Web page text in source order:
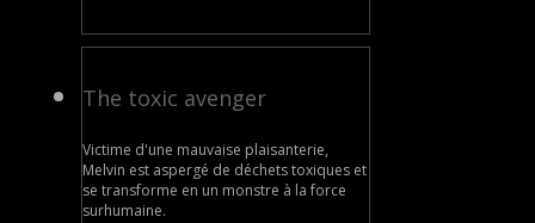
The toxic avenger
Victime d'une mauvaise plaisanterie,
Melvin est aspergé de déchets toxiques et
se transforme en un monstre à la force
surhumaine.